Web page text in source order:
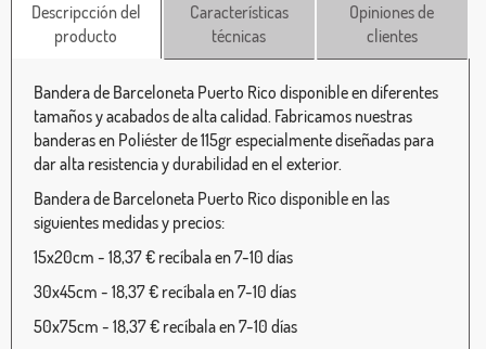
Descripcción del
producto
Características
técnicas
Opiniones de
clientes
Bandera de Barceloneta Puerto Rico disponible en diferentes
tamaños y acabados de alta calidad. Fabricamos nuestras
banderas en Poliéster de 115gr especialmente diseñadas para
dar alta resistencia y durabilidad en el exterior.
Bandera de Barceloneta Puerto Rico disponible en las
siguientes medidas y precios:
15x20cm - 18,37 € recíbala en 7-10 días
30x45cm - 18,37 € recíbala en 7-10 días
50x75cm - 18,37 € recíbala en 7-10 días